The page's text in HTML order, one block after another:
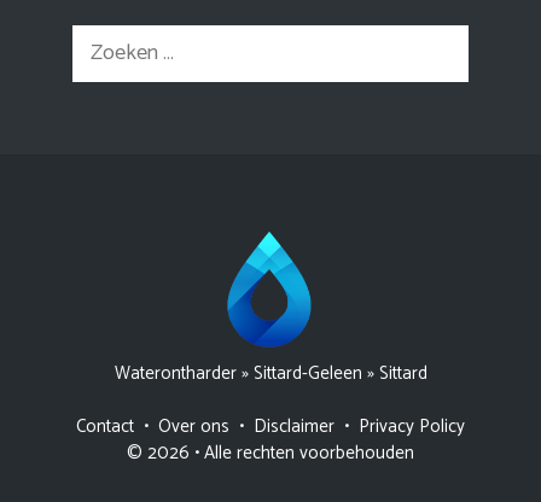
Zoek
naar:
Waterontharder»Sittard-Geleen »Sittard
Contact • Over ons • Disclaimer • Privacy Policy
© 2026 • Alle rechten voorbehouden